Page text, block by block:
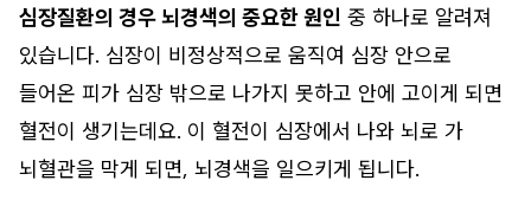
심장질환의 경우 뇌경색의 중요한 원인 중 하나로 알려져
있습니다. 심장이 비정상적으로 움직여 심장 안으로
들어온 피가 심장 밖으로 나가지 못하고 안에 고이게 되면
혈전이 생기는데요. 이 혈전이 심장에서 나와 뇌로 가
뇌혈관을 막게 되면, 뇌경색을 일으키게 됩니다.